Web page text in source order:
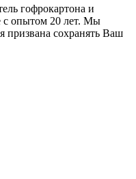
гофрокартона и
с опытом 20 лет. Мы
призвана сохранять Ваш